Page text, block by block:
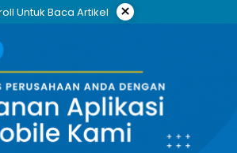
Untuk Baca Artikel ×